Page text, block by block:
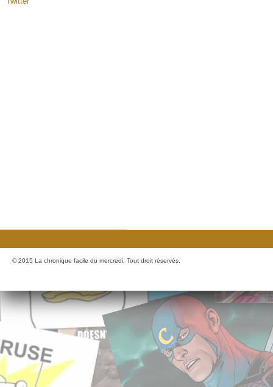
© 2015 La chronique facile du mercredi. Tout droit réservés.